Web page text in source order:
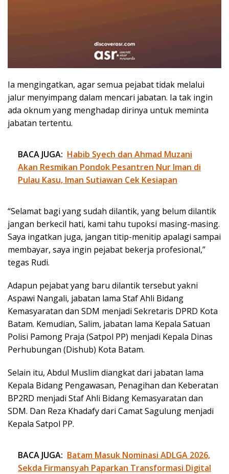
Ia mengingatkan, agar semua pejabat tidak melalui
jalur menyimpang dalam mencari jabatan. Ia tak ingin
ada oknum yang menghadap dirinya untuk meminta
jabatan tertentu.
BACA JUGA: Habib Syech dan Ahmad Muzani
Akan Resmikan Pondok Pesantren Nur Iman di
Pulau Kasu, Iman Sutiawan Cek Kesiapan
“Selamat bagi yang sudah dilantik, yang belum dilantik
jangan berkecil hati, kami tahu tupoksi masing-masing.
Saya ingatkan juga, jangan titip-menitip apalagi sampai
membayar, saya ingin pejabat bekerja profesional,”
tegas Rudi.
Adapun pejabat yang baru dilantik tersebut yakni
Aspawi Nangali, jabatan lama Staf Ahli Bidang
Kemasyaratan dan SDM menjadi Sekretaris DPRD Kota
Batam. Kemudian, Salim, jabatan lama Kepala Satuan
Polisi Pamong Praja (Satpol PP) menjadi Kepala Dinas
Perhubungan (Dishub) Kota Batam.
Selain itu, Abdul Muslim diangkat dari jabatan lama
Kepala Bidang Pengawasan, Penagihan dan Keberatan
BP2RD menjadi Staf Ahli Bidang Kemasyaratan dan
SDM. Dan Reza Khadafy dari Camat Sagulung menjadi
Kepala Satpol PP.
BACA JUGA: Batam Masuk Nominasi ADLGA 2026,
Sekda Firmansyah Paparkan Transformasi Digital